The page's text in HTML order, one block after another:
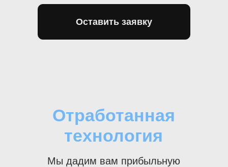
Мы дадим вам прибыльную
Оставить заявку
Отработанная
технология